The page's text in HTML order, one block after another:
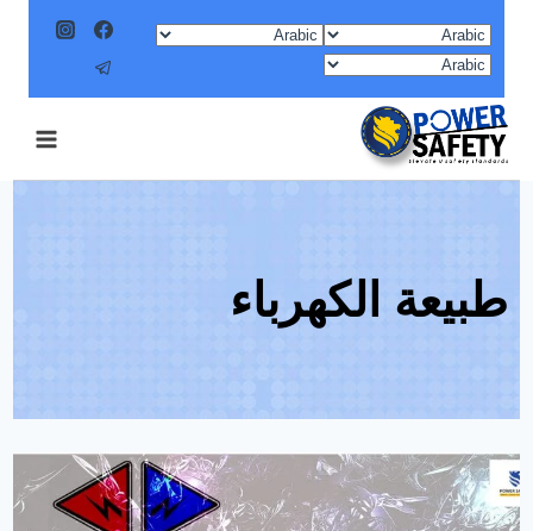
content
طبيعة الكهرباء